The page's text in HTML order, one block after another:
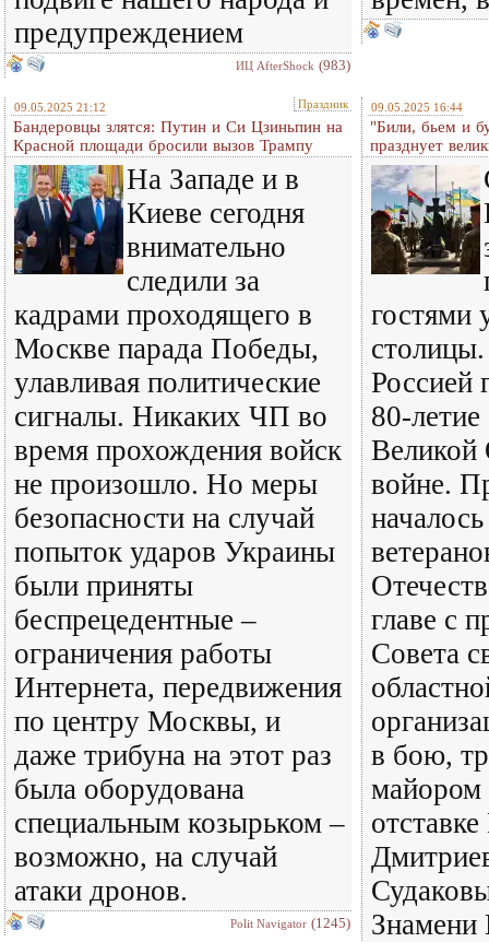
предупреждением
ИЦ AfterShock (983)
09.05.2025 21:12 Праздник
Бандеровцы злятся: Путин и Си Цзиньпин на
Красной площади бросили вызов Трампу
На Западе и в
Киеве сегодня
внимательно
следили за
кадрами проходящего в
Москве парада Победы,
улавливая политические
сигналы. Никаких ЧП во
время прохождения войск
не произошло. Но меры
безопасности на случай
попыток ударов Украины
были приняты
беспрецедентные –
ограничения работы
Интернета, передвижения
по центру Москвы, и
даже трибуна на этот раз
была оборудована
специальным козырьком –
возможно, на случай
атаки дронов.
Polit Navigator (1245)
09.05.2025 16:44
"Били, бьем и
празднует
гостями
Россией
80-
Великой
войне.
главе с
Совета
в бою,
майором